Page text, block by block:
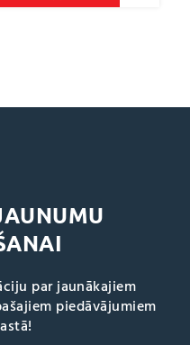
par jaunākajiem
piedāvājumiem